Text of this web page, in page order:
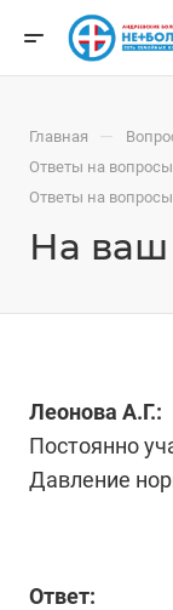
Главная —
Ответы на
Ответы на
На ваш
Леонова А.Г.:
Постоянно
Давление
Ответ: